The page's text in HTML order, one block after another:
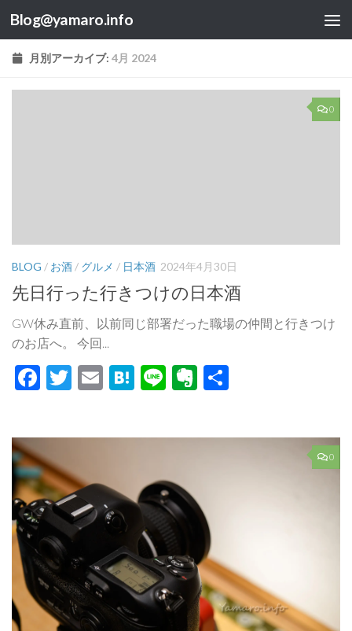
コンテンツへスキップ
Blog@yamaro.info
月別アーカイブ: 4月 2024
0
BLOG / お酒 / グルメ / 日本酒 2024年4月30日
先日行った行きつけの日本酒
GW休み直前、以前同じ部署だった職場の仲間と行きつけ
のお店へ。 今回...
Facebook
Twitter
EmailHatena
LineEvernote
0